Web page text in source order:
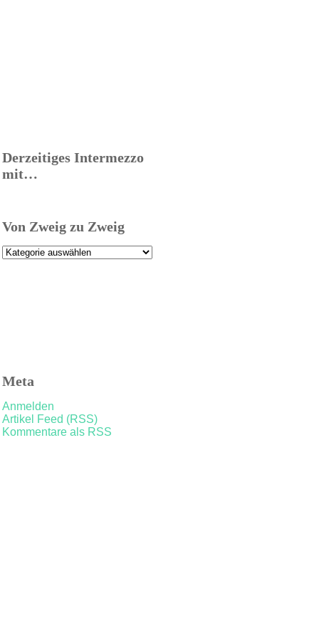
Derzeitiges Intermezzo
mit…
Von Zweig zu Zweig
Von
Meta
Anmelden
Artikel Feed (RSS)
Kommentare als RSS